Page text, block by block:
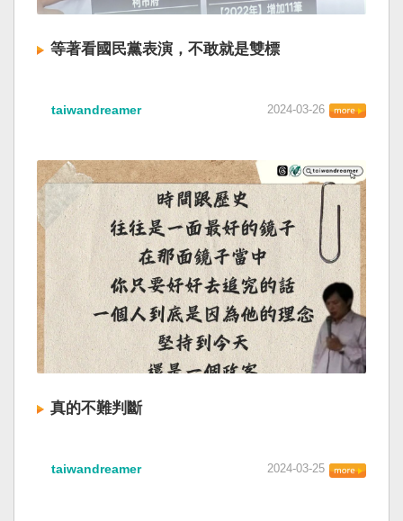
等著看國民黨表演，不敢就是雙標
taiwandreamer 2024-03-26
真的不難判斷
taiwandreamer 2024-03-25